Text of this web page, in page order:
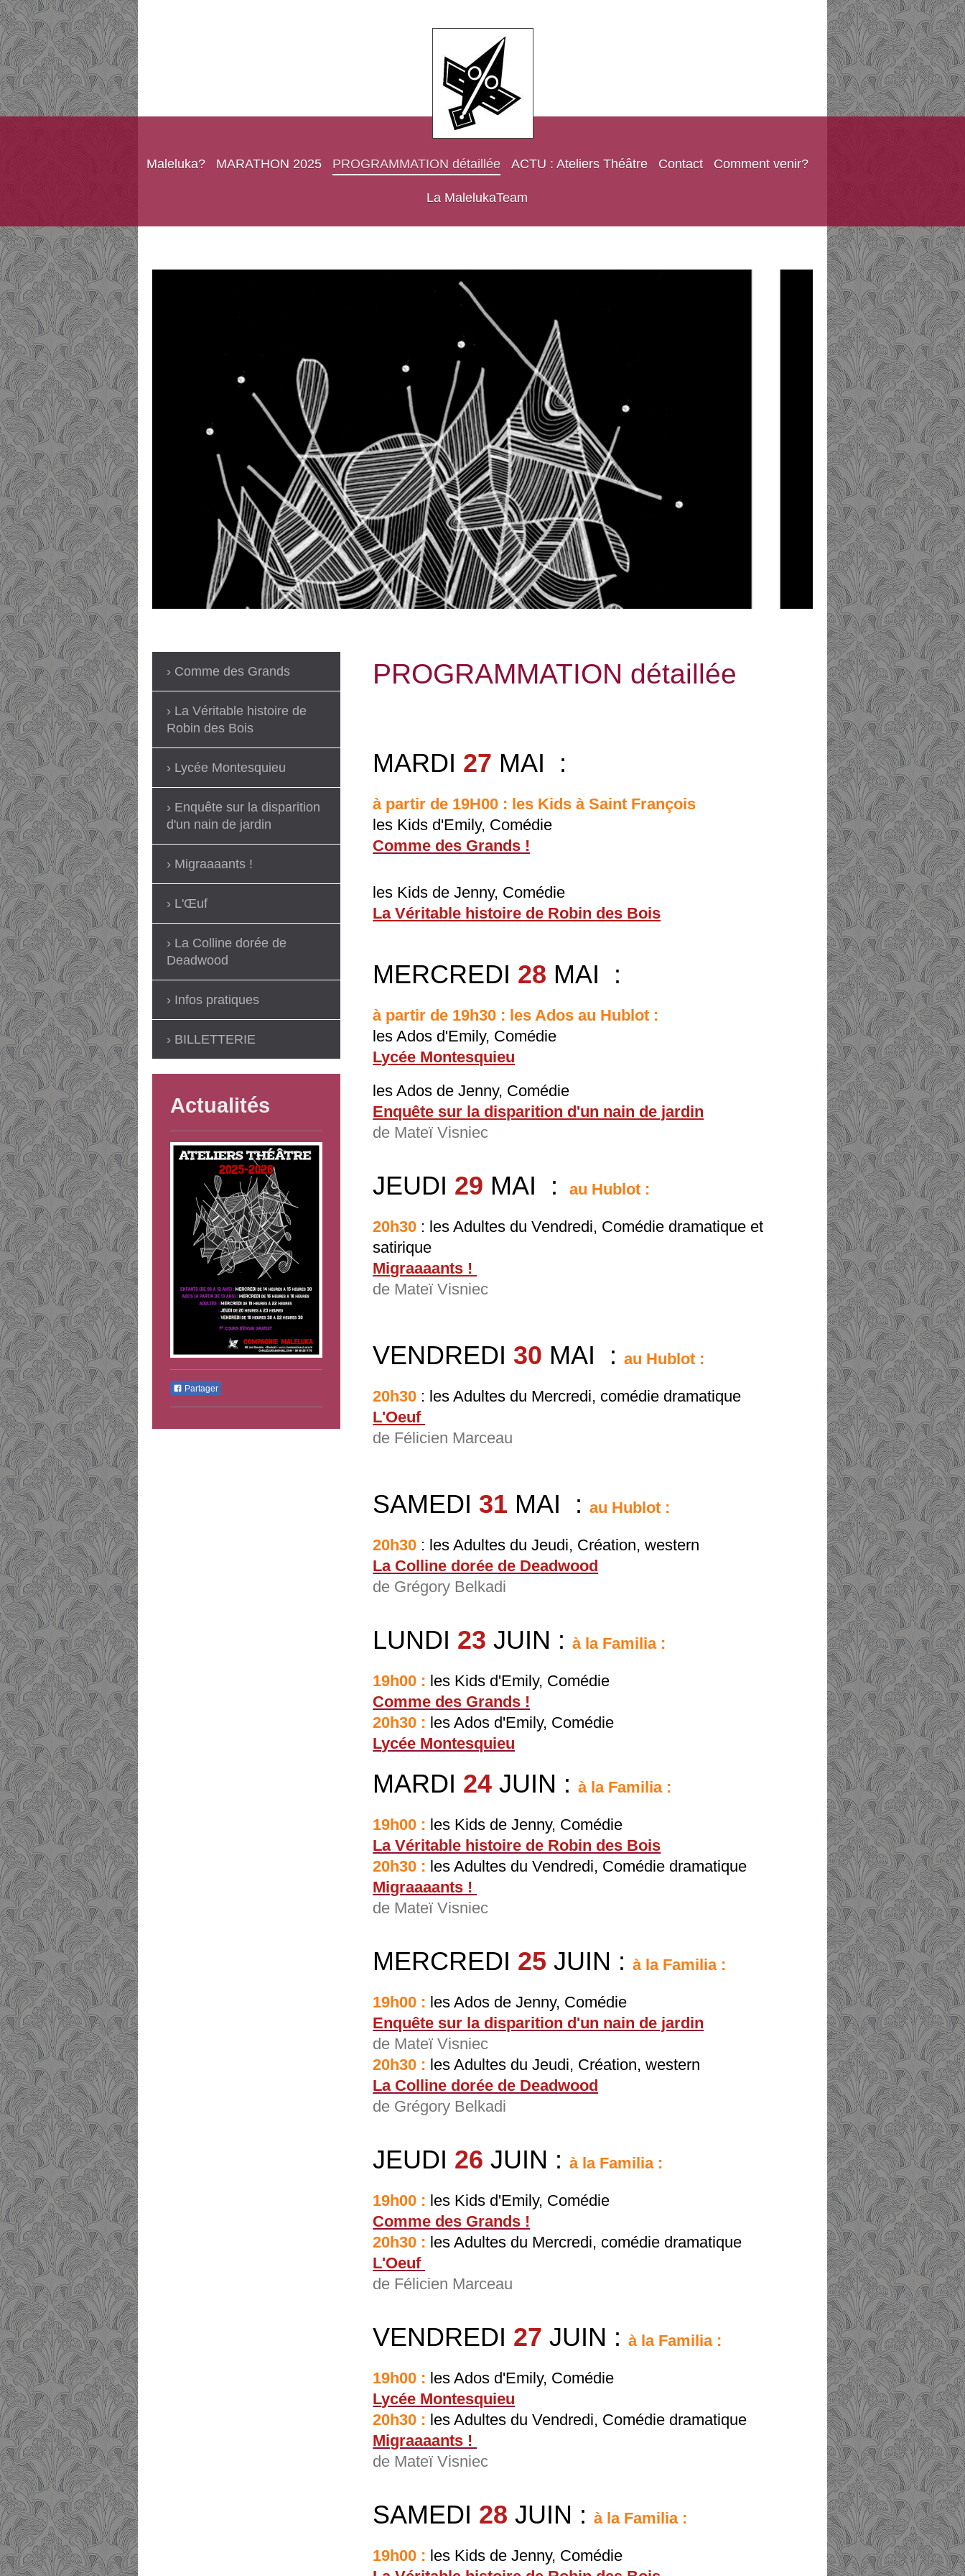
Maleluka? MARATHON 2025 PROGRAMMATION détaillée ACTU : Ateliers Théâtre Contact Comment venir?
La MalelukaTeam
PROGRAMMATION détaillée
MARDI 27 MAI :
à partir de 19H00 : les Kids à Saint François
les Kids d'Emily, Comédie
Comme des Grands !
les Kids de Jenny, Comédie
La Véritable histoire de Robin des Bois
MERCREDI 28 MAI :
à partir de 19h30 : les Ados au Hublot :
les Ados d'Emily, Comédie
Lycée Montesquieu
les Ados de Jenny, Comédie
Enquête sur la disparition d'un nain de jardin
de Mateï Visniec
JEUDI 29 MAI : au Hublot :
20h30 : les Adultes du Vendredi, Comédie dramatique et
satirique
Migraaaants !
de Mateï Visniec
VENDREDI 30 MAI :au Hublot :
20h30 : les Adultes du Mercredi, comédie dramatique
L'Oeuf
de Félicien Marceau
SAMEDI 31 MAI :au Hublot :
20h30 : les Adultes du Jeudi, Création, western
La Colline dorée de Deadwood
de Grégory Belkadi
LUNDI 23 JUIN :à la Familia :
19h00 : les Kids d'Emily, Comédie
Comme des Grands !
20h30 : les Ados d'Emily, Comédie
Lycée Montesquieu
MARDI 24 JUIN :à la Familia :
19h00 : les Kids de Jenny, Comédie
La Véritable histoire de Robin des Bois
20h30 : les Adultes du Vendredi, Comédie dramatique
Migraaaants !
de Mateï Visniec
MERCREDI 25 JUIN :à la Familia :
19h00 : les Ados de Jenny, Comédie
Enquête sur la disparition d'un nain de jardin
de Mateï Visniec
20h30 : les Adultes du Jeudi, Création, western
La Colline dorée de Deadwood
de Grégory Belkadi
JEUDI 26 JUIN :à la Familia :
19h00 : les Kids d'Emily, Comédie
Comme des Grands !
20h30 : les Adultes du Mercredi, comédie dramatique
L'Oeuf
de Félicien Marceau
VENDREDI 27 JUIN :à la Familia :
19h00 : les Ados d'Emily, Comédie
Lycée Montesquieu
20h30 : les Adultes du Vendredi, Comédie dramatique
Migraaaants !
de Mateï Visniec
SAMEDI 28 JUIN :à la Familia :
19h00 : les Kids de Jenny, Comédie
Comme des Grands
La Véritable histoire de
Robin des Bois
Lycée Montesquieu
Enquête sur la disparition
d'un nain de jardin
Migraaaants !
L'Œuf
La Colline dorée de
Deadwood
Infos pratiques
BILLETTERIE
Actualités
Partager